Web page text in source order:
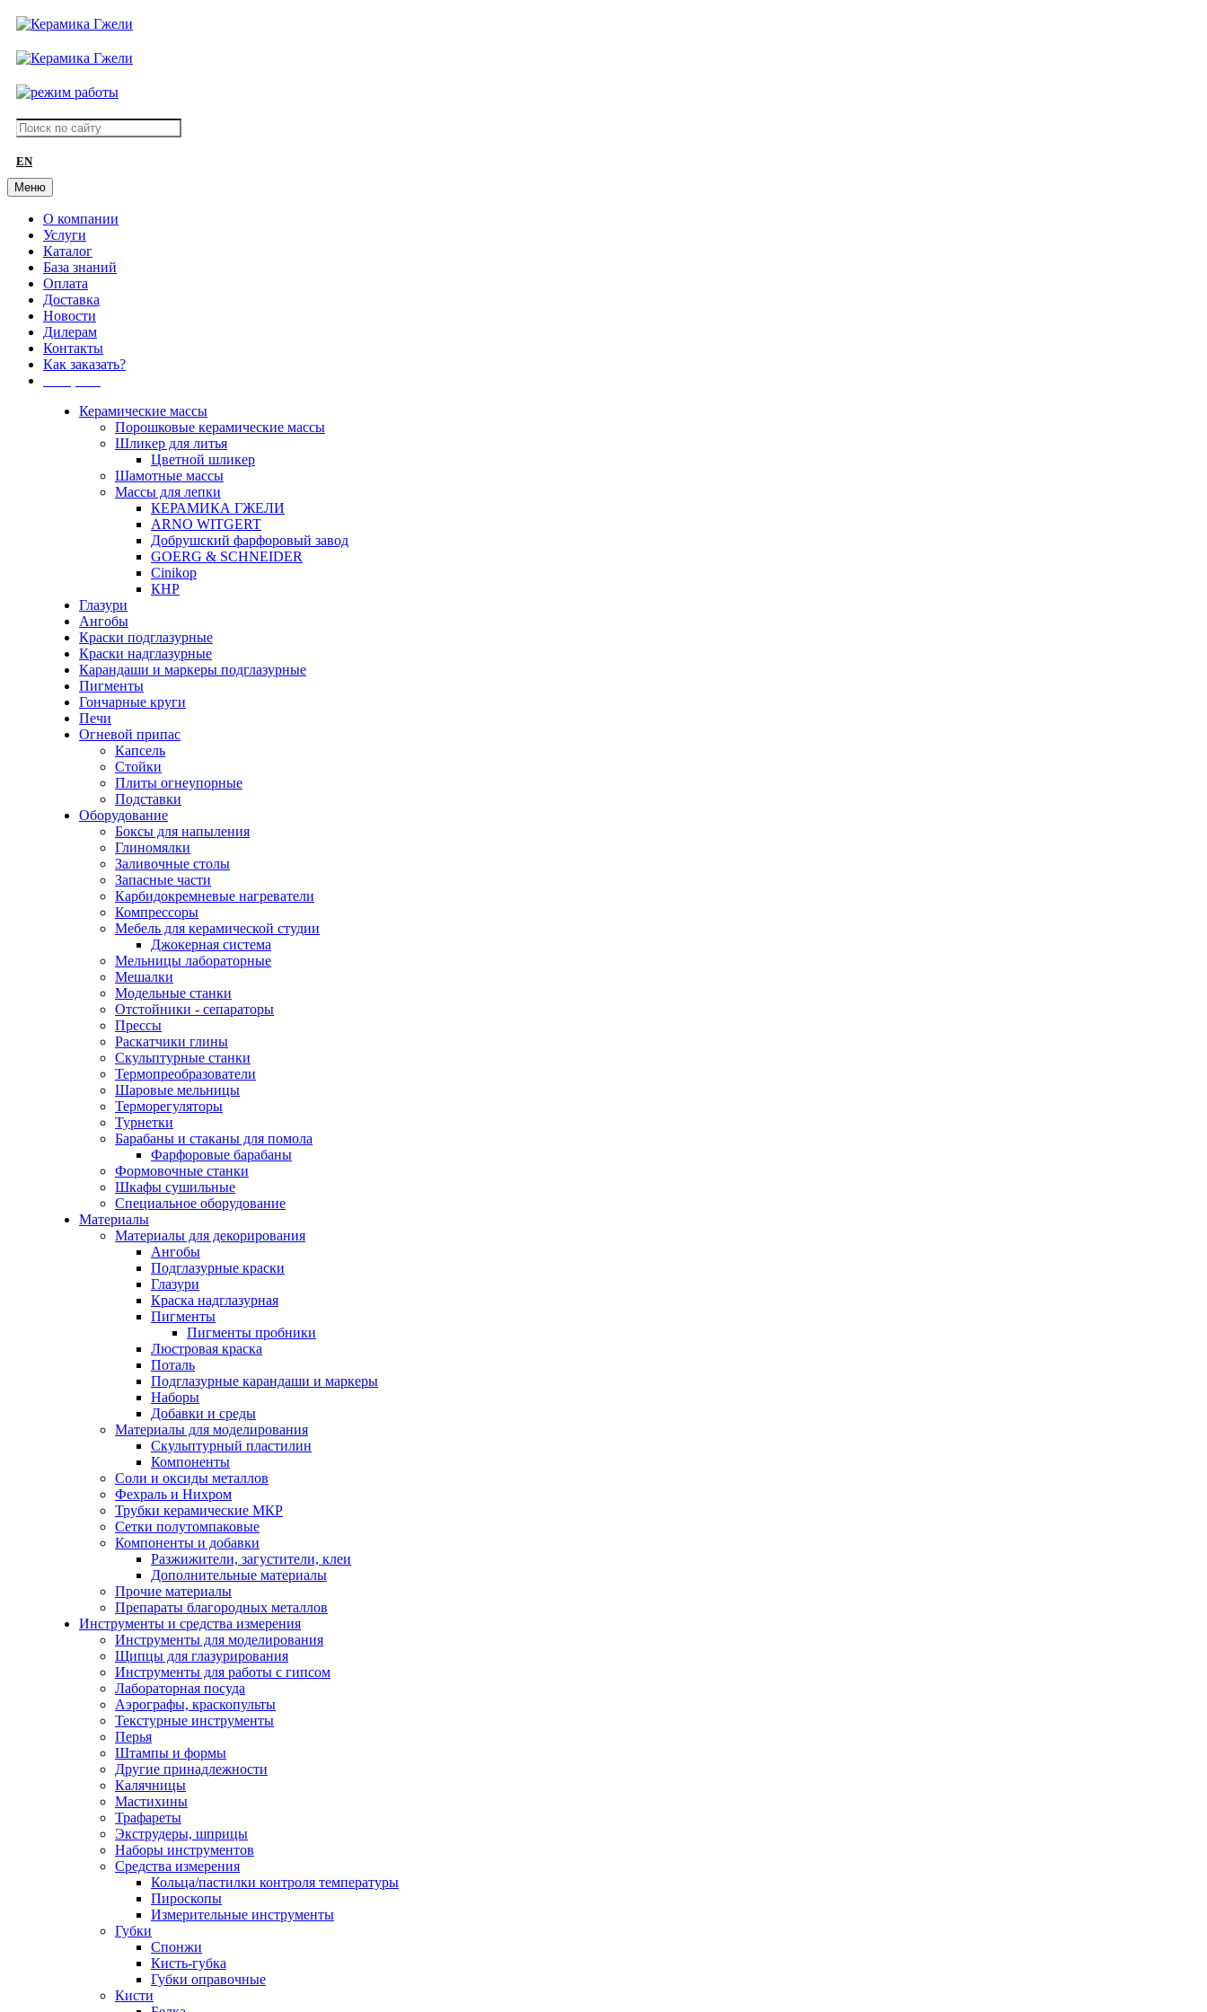
EN
Меню
О компании
Услуги
Каталог
База знаний
Оплата
Доставка
Новости
Дилерам
Контакты
Как заказать?
Керамические массы
Порошковые керамические массы
Шликер для литья
Цветной шликер
Шамотные массы
Массы для лепки
КЕРАМИКА ГЖЕЛИ
ARNO WITGERT
Добрушский фарфоровый завод
GOERG & SCHNEIDER
Cinikop
КНР
Глазури
Ангобы
Краски подглазурные
Краски надглазурные
Карандаши и маркеры подглазурные
Пигменты
Гончарные круги
Печи
Огневой припас
Капсель
Стойки
Плиты огнеупорные
Подставки
Оборудование
Боксы для напыления
Глиномялки
Заливочные столы
Запасные части
Карбидокремневые нагреватели
Компрессоры
Мебель для керамической студии
Джокерная система
Мельницы лабораторные
Мешалки
Модельные станки
Отстойники - сепараторы
Прессы
Раскатчики глины
Скульптурные станки
Термопреобразователи
Шаровые мельницы
Терморегуляторы
Турнетки
Барабаны и стаканы для помола
Фарфоровые барабаны
Формовочные станки
Шкафы сушильные
Специальное оборудование
Материалы
Материалы для декорирования
Ангобы
Подглазурные краски
Глазури
Краска надглазурная
Пигменты
Пигменты пробники
Люстровая краска
Поталь
Подглазурные карандаши и маркеры
Наборы
Добавки и среды
Материалы для моделирования
Скульптурный пластилин
Компоненты
Соли и оксиды металлов
Фехраль и Нихром
Трубки керамические МКР
Сетки полутомпаковые
Компоненты и добавки
Разжижители, загустители, клеи
Дополнительные материалы
Прочие материалы
Препараты благородных металлов
Инструменты и средства измерения
Инструменты для моделирования
Щипцы для глазурирования
Инструменты для работы с гипсом
Лабораторная посуда
Аэрографы, краскопульты
Текстурные инструменты
Перья
Штампы и формы
Другие принадлежности
Калячницы
Мастихины
Трафареты
Экструдеры, шприцы
Наборы инструментов
Средства измерения
Кольца/пастилки контроля температуры
Пироскопы
Измерительные инструменты
Губки
Спонжи
Кисть-губка
Губки оправочные
Кисти